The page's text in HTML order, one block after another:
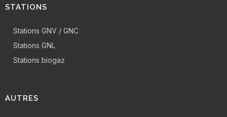
STATIONS
Stations GNV / GNC
Stations GNL
Stations biogaz
AUTRES